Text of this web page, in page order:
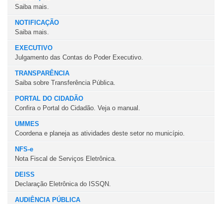
Saiba mais.
NOTIFICAÇÃO
Saiba mais.
EXECUTIVO
Julgamento das Contas do Poder Executivo.
TRANSPARÊNCIA
Saiba sobre Transferência Pública.
PORTAL DO CIDADÃO
Confira o Portal do Cidadão. Veja o manual.
UMMES
Coordena e planeja as atividades deste setor no município.
NFS-e
Nota Fiscal de Serviços Eletrônica.
DEISS
Declaração Eletrônica do ISSQN.
AUDIÊNCIA PÚBLICA